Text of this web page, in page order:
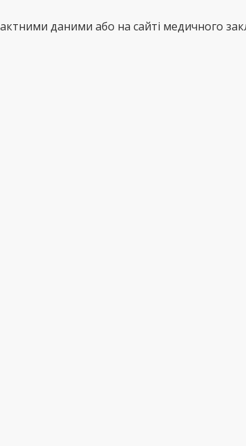
даними або на сайті медичного